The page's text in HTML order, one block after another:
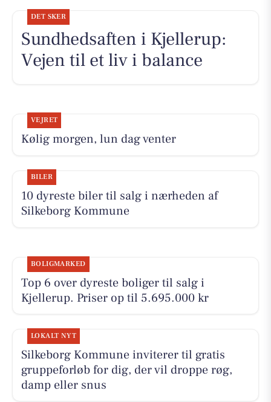
DET SKER
Sundhedsaften i Kjellerup:
Vejen til et liv i balance
VEJRET
Kølig morgen, lun dag venter
BILER
10 dyreste biler til salg i nærheden af
Silkeborg Kommune
BOLIGMARKED
Top 6 over dyreste boliger til salg i
Kjellerup. Priser op til 5.695.000 kr
LOKALT NYT
Silkeborg Kommune inviterer til gratis
gruppeforløb for dig, der vil droppe røg,
damp eller snus